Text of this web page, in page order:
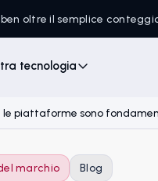
oltre il semplice
tecnologia
le piattaforme sono
marchio Blog